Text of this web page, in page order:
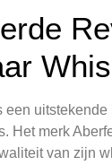
Het merk
van zijn